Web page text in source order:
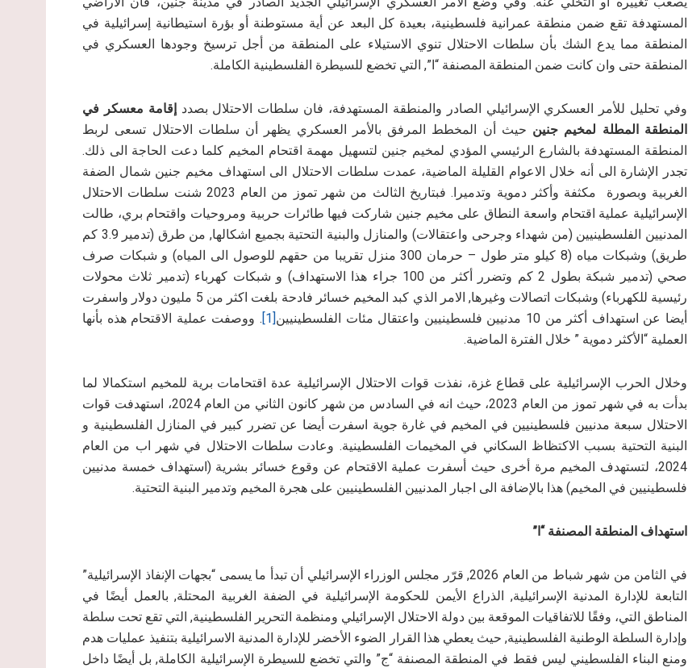
المستهدفة تقع ضمن منطقة عمرانية فلسطينية، بعيدة كل البعد عن أية مستوطنة أو بؤرة استيطانية إسرائيلية في
المنطقة مما يدع الشك بأن سلطات الاحتلال تنوي الاستيلاء على المنطقة من أجل ترسيخ وجودها العسكري في
المنطقة حتى وان كانت ضمن المنطقة المصنفة “ا”, التي تخضع للسيطرة الفلسطينية الكاملة.
وفي تحليل للأمر العسكري الإسرائيلي الصادر والمنطقة المستهدفة، فان سلطات الاحتلال بصددإقامة معسكر في
المنطقة
المطلة لمخيم جنين حيث أن المخطط المرفق بالأمر العسكري يظهر أن سلطات الاحتلال تسعى لربط
المنطقة المستهدفة بالشارع الرئيسي المؤدي لمخيم جنين لتسهيل مهمة اقتحام المخيم كلما دعت الحاجة الى ذلك.
تجدر الإشارة الى أنه خلال الاعوام القليلة الماضية، عمدت سلطات الاحتلال الى استهداف مخيم جنين شمال الضفة
الغربية وبصورة مكثفة وأكثر دموية وتدميرا. فبتاريخ الثالث من شهر تموز من العام 2023 شنت سلطات الاحتلال
الإسرائيلية عملية اقتحام واسعة النطاق على مخيم جنين شاركت فيها طائرات حربية ومروحيات واقتحام بري، طالت
المدنيين الفلسطينيين (من شهداء وجرحى واعتقالات) والمنازل والبنية التحتية بجميع اشكالها, من طرق (تدمير 3.9 كم
طريق) وشبكات مياه (8 كيلو متر طول – حرمان 300 منزل تقريبا من حقهم للوصول الى المياه) و شبكات صرف
صحي (تدمير شبكة بطول 2 كم وتضرر أكثر من 100 جراء هذا الاستهداف) و شبكات كهرباء (تدمير ثلاث محولات
رئيسية للكهرباء) وشبكات اتصالات وغيرها, الامر الذي كبد المخيم خسائر فادحة بلغت اكثر من 5 مليون دولار واسفرت
أيضا عن استهداف أكثر من 10 مدنيين فلسطينيين واعتقال مئات الفلسطينيين
. ووصفت عملية الاقتحام هذه بأنها
العملية “الأكثر دموية ” خلال الفترة الماضية.
وخلال الحرب الإسرائيلية على قطاع غزة، نفذت قوات الاحتلال الإسرائيلية عدة اقتحامات برية للمخيم استكمالا لما
بدأت به في شهر تموز من العام 2023، حيث انه في السادس من شهر كانون الثاني من العام 2024، استهدفت قوات
الاحتلال سبعة مدنيين فلسطينيين في المخيم في غارة جوية اسفرت أيضا عن تضرر كبير في المنازل الفلسطينية و
البنية التحتية بسبب الاكتظاظ السكاني في المخيمات الفلسطينية. وعادت سلطات الاحتلال في شهر اب من العام
2024، لتستهدف المخيم مرة أخرى حيث أسفرت عملية الاقتحام عن وقوع خسائر بشرية (استهداف خمسة مدنيين
فلسطينيين في المخيم) هذا بالإضافة الى اجبار المدنيين الفلسطينيين على هجرة المخيم وتدمير البنية التحتية.
استهداف المنطقة المصنفة “ا”
في الثامن من شهر شباط من العام 2026, قرّر مجلس الوزراء الإسرائيلي أن تبدأ ما يسمى “بجهات الإنفاذ الإسرائيلية”
التابعة للإدارة المدنية الإسرائيلية, الذراع الأيمن للحكومة الإسرائيلية في الضفة الغربية المحتلة, بالعمل أيضًا في
المناطق التي، وفقًا للاتفاقيات الموقعة بين دولة الاحتلال الإسرائيلي ومنظمة التحرير الفلسطينية, التي تقع تحت سلطة
وإدارة السلطة الوطنية الفلسطينية, حيث يعطي هذا القرار الضوء الأخضر للإدارة المدنية الاسرائيلية بتنفيذ عمليات هدم
ومنع البناء الفلسطيني ليس فقط في المنطقة المصنفة “ج” والتي تخضع للسيطرة الإسرائيلية الكاملة, بل أيضًا داخل